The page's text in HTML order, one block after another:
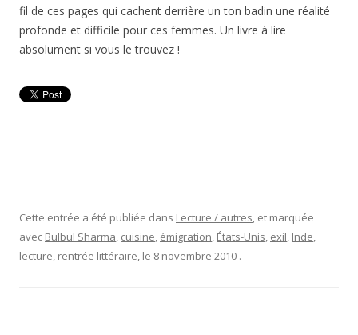
fil de ces pages qui cachent derrière un ton badin une réalité
profonde et difficile pour ces femmes. Un livre à lire
absolument si vous le trouvez !
Cette entrée a été publiée dans Lecture / autres, et marquée
avec Bulbul Sharma, cuisine, émigration, États-Unis, exil, Inde,
lecture, rentrée littéraire, le 8 novembre 2010 .